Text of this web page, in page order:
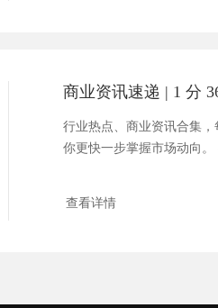
行业热点、商业资讯合集，
你更快一步掌握市场动向。
查看详情